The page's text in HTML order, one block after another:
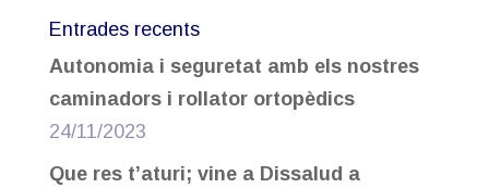
Entrades recents
Autonomia i seguretat amb els nostres
caminadors i rollator ortopèdics
24/11/2023
Que res t’aturi; vine a Dissalud a